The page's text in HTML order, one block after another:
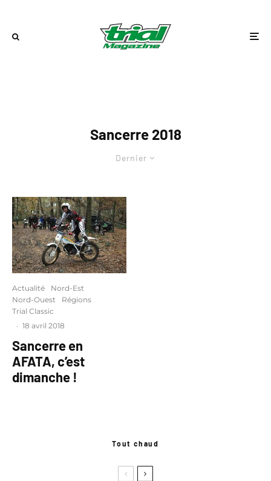
Sancerre 2018
Dernier
Actualité
Nord-Est
Nord-Ouest
Régions
Trial Classic
· 18 avril 2018
Sancerre en
AFATA, c’est
dimanche !
Tout chaud